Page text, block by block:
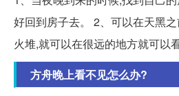
好回到房子去。 2、可以在天黑
火堆,就可以在很远的地方就可以
方舟晚上看不见怎么办?